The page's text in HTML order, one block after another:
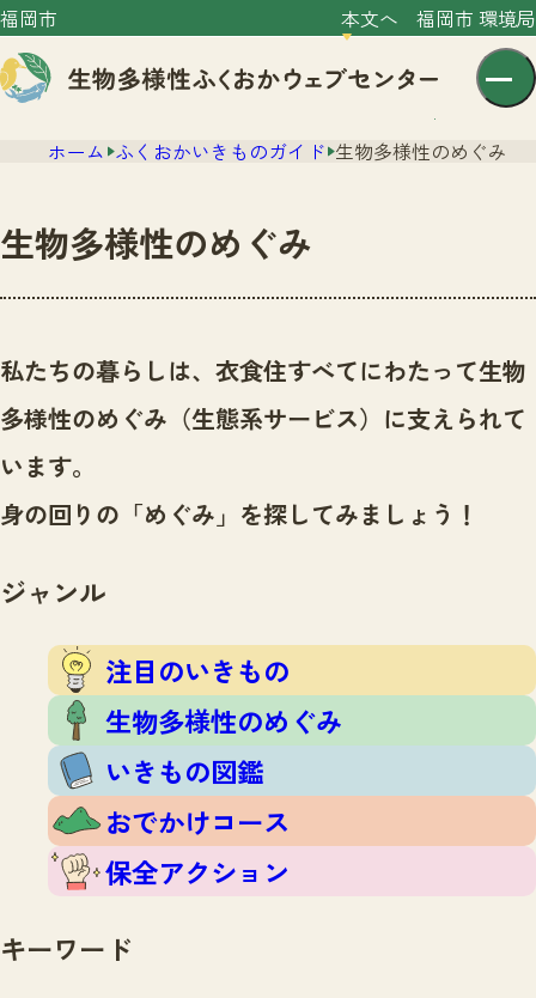
福岡市 本文へ 福岡市 環境局
センター紹介
センター紹介TOP
サイトポリシー
ニュース
いきものガイド
いきものガイドTOP
生物多様性のめぐみ
おでかけコース
保全アクション
イベント
調査レポート
調査レポートTOP
調査結果
ふくおかいきものマップ
マッチング
マッチングTOP
掲載申し込みフォーム
お問合せ
ホーム ふくおかいきものガイド 生物多様性のめぐみ
生物多様性のめぐみ
私たちの暮らしは、衣食住すべてにわたって生物
多様性のめぐみ（生態系サービス）に支えられて
います。
身の回りの「めぐみ」を探してみましょう！
ジャンル
注目のいきもの
生物多様性のめぐみ
いきもの図鑑
おでかけコース
保全アクション
キーワード